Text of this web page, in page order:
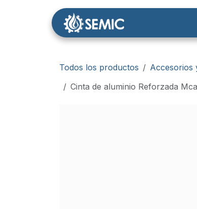
Todos los productos Accesorios
Cinta de aluminio Reforzada